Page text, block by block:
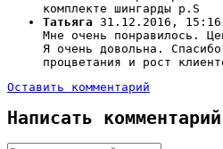
комплекте шингарды р.S
Татьяга 31.12.2016, 15:16
Мне очень понравилось.
Я очень довольна.
процветания и рост
Оставить комментарий
Написать комментарий